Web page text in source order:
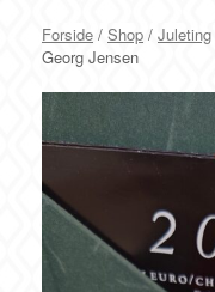
Forside / Shop / Juleting
Georg Jensen